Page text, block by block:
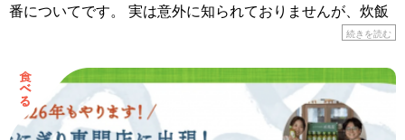
番についてです。 実は意外に知られておりませんが、炊飯
工程において、お米は「洗米してから浸す」の順番が鉄則
続きを読む